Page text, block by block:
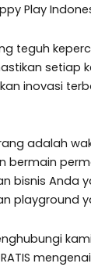
Play
teguh
setiap
inovasi
adalah
bermain
bisnis Anda
playground